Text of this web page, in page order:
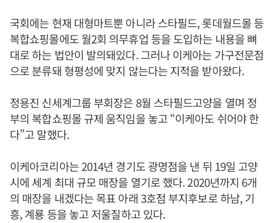
국회에는 현재 대형마트뿐 아니라 스타필드, 롯데월드몰 등
복합쇼핑몰에도 월2회 의무휴업 등을 도입하는 내용을 뼈
대로 하는 법안이 발의돼있다. 그러나 이케아는 가구전문점
으로 분류돼 형평성에 맞지 않는다는 지적을 받아왔다.
정용진 신세계그룹 부회장은 8월 스타필드고양을 열며 정
부의 복합쇼핑몰 규제 움직임을 놓고 “이케아도 쉬어야 한
다”고 말했다.
이케아코리아는 2014년 경기도 광명점을 낸 뒤 19일 고양
시에 세계 최대 규모 매장을 열기로 했다. 2020년까지 6개
의 매장을 내겠다는 목표 아래 3호점 부지후보로 하남, 기
흥, 계룡 등을 놓고 저울질하고 있다.